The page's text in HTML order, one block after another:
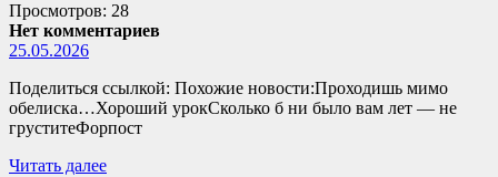
Просмотров: 28
Нет комментариев
25.05.2026
Поделиться ссылкой: Похожие новости:Проходишь мимо
обелиска…Хороший урокСколько б ни было вам лет — не
груститеФорпост
Читать далее